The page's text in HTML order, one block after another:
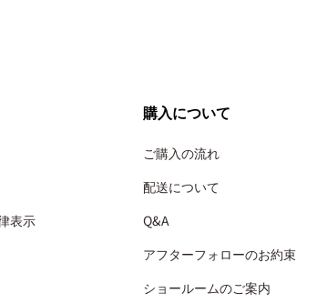
表示
購入について
ご購入の流れ
配送について
Q&A
アフターフォローのお約束
ショールームのご案内